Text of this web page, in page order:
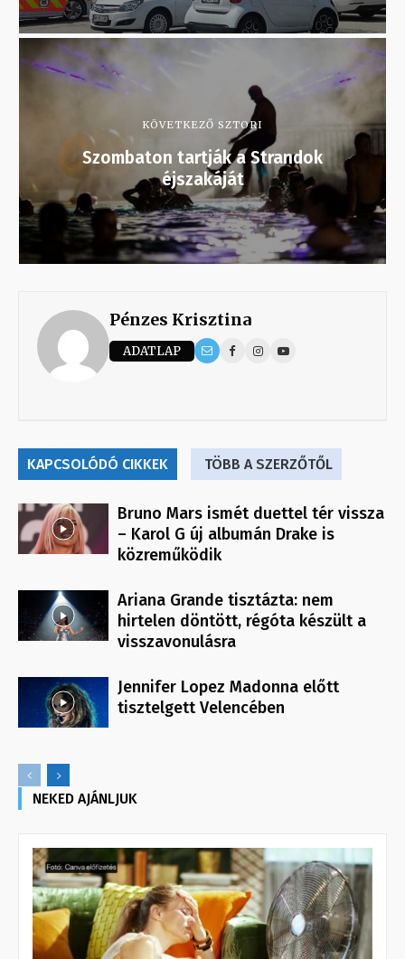
KÖVETKEZŐ SZTORI
Szombaton tartják a Strandok
éjszakáját
Pénzes Krisztina
ADATLAP
KAPCSOLÓDÓ CIKKEK TÖBB A SZERZŐTŐL
Bruno Mars ismét duettel tér vissza
– Karol G új albumán Drake is
közreműködik
Ariana Grande tisztázta: nem
hirtelen döntött, régóta készült a
visszavonulásra
Jennifer Lopez Madonna előtt
tisztelgett Velencében
NEKED AJÁNLJUK